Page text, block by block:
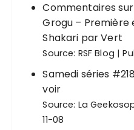
Commentaires
Grogu – Première
Shakari par Vert
Source: RSF Blog
Samedi séries
voir
Source: La
11-08